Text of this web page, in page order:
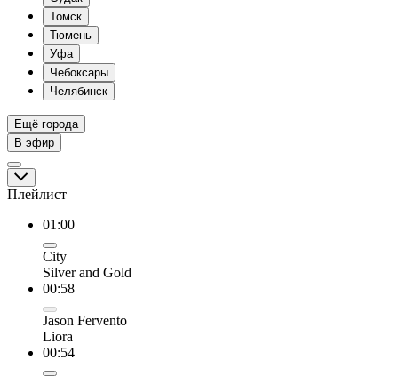
Томск
Тюмень
Уфа
Чебоксары
Челябинск
Ещё города
В эфир
Плейлист
01:00
City
Silver and Gold
00:58
Jason Fervento
Liora
00:54